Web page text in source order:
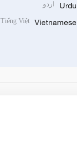
Urdu اردو
Vietnamese
Tiếng Việt